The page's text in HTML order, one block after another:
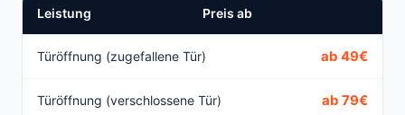
Leistung Preis ab
Türöffnung (zugefallene Tür) ab 49€
Türöffnung (verschlossene Tür) ab 79€